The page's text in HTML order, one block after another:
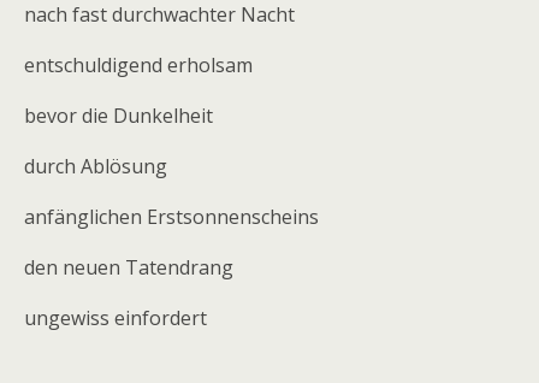
nach fast durchwachter Nacht
entschuldigend erholsam
bevor die Dunkelheit
durch Ablösung
anfänglichen Erstsonnenscheins
den neuen Tatendrang
ungewiss einfordert